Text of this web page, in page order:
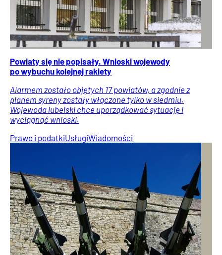
Powiaty się nie popisały. Wnioski wojewody
po wybuchu kolejnej rakiety
Alarmem zostało objętych 17 powiatów, a zgodnie z
planem syreny zostały włączone tylko w siedmiu.
Wojewoda lubelski chce uporządkować sytuację i
wyciągnąć wnioski.
Prawo i podatkiUsługiWiadomości